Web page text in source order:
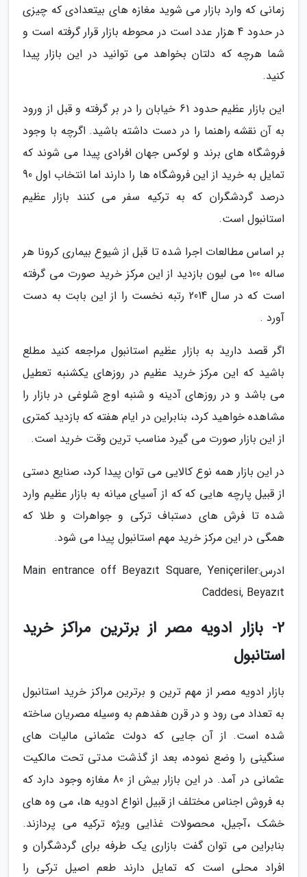
زمانی که وارد بازار می شوید مغازه های بیتعدادی که چیزی
در حدود 4 هزار عدد است در محوطه بازار قرار گرفته است و
شما هرچه که دلتان بخواهد می توانید در این بازار پیدا
کنید.
این بازار عظیم حدود 61 خیابان را در بر گرفته و قبل از ورود
به آن نقشه راهنما را در دست داشته باشید. اگرچه با وجود
فروشگاه های برند و لوکس جهان افرادی پیدا می شوند که
تمایل به خرید از این فروشگاه ها را دارند اما انتخاب اول 90
درصد گردشگران که به ترکیه سفر می کنند بازار عظیم
استانبول است.
بر اساس مطالعات اجرا شده تا قبل از شیوع بیماری کرونا هر
ساله 100 می لیون بازدید از این مرکز خرید صورت می گرفته
است که در سال 2014 رتبه نخست را از این بابت به دست
آورد .
اگر قصد دارید به بازار عظیم استانبول مراجعه کنید مطلع
باشید که این مرکز خرید عظیم در روزهای یکشنبه تعطیل
می باشد و در روزهای آدینه و شنبه اوج شلوغی در بازار را
مشاهده خواهید کرد، بنابراین در ایام هفته که بازدید کمتری
از این بازار صورت می گیرد مناسب ترین وقت خرید است.
در این بازار همه نوع کالایی می توان پیدا کرد، صنایع دستی
از قبیل پارچه هایی که که از آسیای میانه به بازار عظیم وارد
شده تا فرش های دستباف ترکی و جواهرات و طلا که
همگی در این مرکز خرید مهم استانبول پیدا می شود.
ادرس:Main entrance off Beyazıt Square, Yeniçeriler
Caddesi, Beyazıt
2- بازار ادویه مصر از برترین مراکز خرید
استانبول
بازار ادویه مصر از مهم ترین و برترین مراکز خرید استانبول
به تعداد می رود و در قرن هفدهم به وسیله مصریان ساخته
شده است. از آن جایی که دولت عثمانی مالیات های
سنگینی را وضع نموده، بعد از گذشت مدتی تحت مالکیت
عثمانی در آمد. در این بازار بیش از 80 مغازه وجود دارد که
به فروش اجناس مختلف از قبیل انواع ادویه ها، می وه های
خشک ،آجیل، محصولات غذایی ویژه ترکیه می پردازند.
بنابراین می توان گفت بازاری یک طرفه برای گردشگران و
افراد محلی است که تمایل دارند طعم اصیل ترکی را